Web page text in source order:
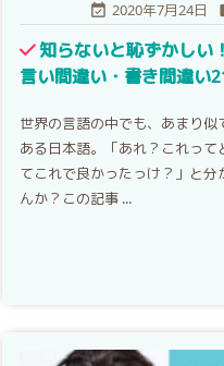
 2020年7月24日
知らないと恥ずかしい
言い間違い・書き間違い
世界の言語の中でも、あまり
ある日本語。「あれ？これっ
てこれで良かったっけ？」と
んか？この記事 ...